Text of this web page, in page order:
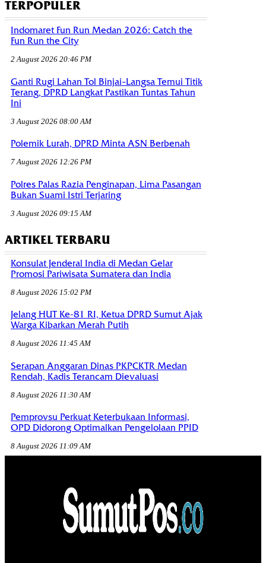
TERPOPULER
Indomaret Fun Run Medan 2026: Catch the
Fun Run the City
2 August 2026 20:46 PM
Ganti Rugi Lahan Tol Binjai–Langsa Temui Titik
Terang, DPRD Langkat Pastikan Tuntas Tahun
Ini
3 August 2026 08:00 AM
Polemik Lurah, DPRD Minta ASN Berbenah
7 August 2026 12:26 PM
Polres Palas Razia Penginapan, Lima Pasangan
Bukan Suami Istri Terjaring
3 August 2026 09:15 AM
ARTIKEL TERBARU
Konsulat Jenderal India di Medan Gelar
Promosi Pariwisata Sumatera dan India
8 August 2026 15:02 PM
Jelang HUT Ke-81 RI, Ketua DPRD Sumut Ajak
Warga Kibarkan Merah Putih
8 August 2026 11:45 AM
Serapan Anggaran Dinas PKPCKTR Medan
Rendah, Kadis Terancam Dievaluasi
8 August 2026 11:30 AM
Pemprovsu Perkuat Keterbukaan Informasi,
OPD Didorong Optimalkan Pengelolaan PPID
8 August 2026 11:09 AM